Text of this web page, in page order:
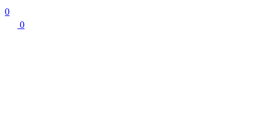
0
0